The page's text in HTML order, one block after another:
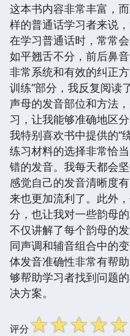
这本书内容非常丰富，
样的普通话学习者来说
在学习普通话时，常常
如平翘舌不分，前后鼻
非常系统和有效的纠正
训练”部分，我反复阅读
声母的发音部位和方法
习，让我能够准确地区
我特别喜欢书中提供的“
练习材料的选择非常恰
错的发音。我每天都会
感觉自己的发音清晰度
来也更加流利了。此外
分，也让我对一些韵母
不仅讲解了每个韵母的
同声调和辅音组合中的
体发音准确性非常有帮
够帮助学习者找到问题
决方案。
评分☆☆☆☆☆